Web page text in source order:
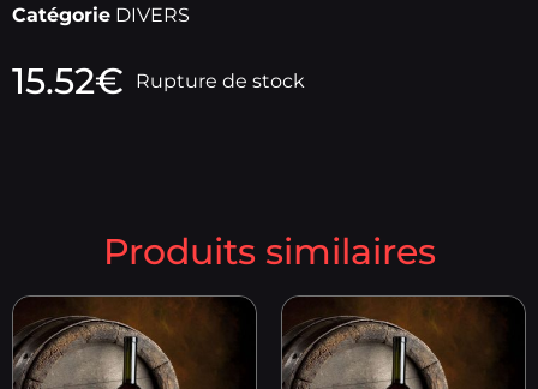
Catégorie DIVERS
15.52€ Rupture de stock
Produits similaires